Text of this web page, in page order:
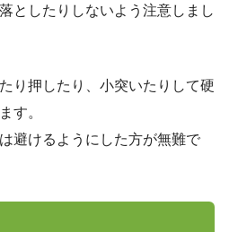
としたりしないよう注意しまし
り押したり、小突いたりして硬
す。
避けるようにした方が無難で